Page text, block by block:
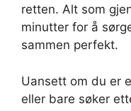
retten. Alt som
minutter for å
sammen perfekt.
Uansett om du er
eller bare søker